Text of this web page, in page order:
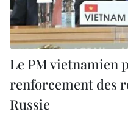
Le PM vietnamien
renforcement des
Russie